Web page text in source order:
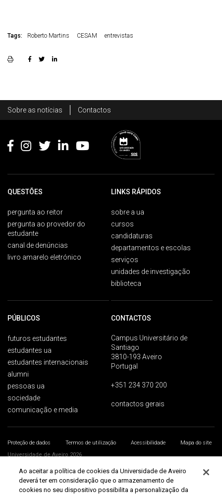
Tags: Roberto Martins CESAM entrevistas
Footer
Sobre as notícias Contactos
QUESTÕES
pergunta ao reitor
pergunta ao provedor do
estudante
canal de denúncias
livro amarelo eletrónico
LINKS RÁPIDOS
sobre a ua
cursos
candidaturas
departamentos e escolas
serviços
unidades de investigação
biblioteca
PÚBLICOS
futuros estudantes
estudantes ua
estudantes internacionais
alumni
pessoas ua
sociedade
comunicação e media
CONTACTOS
Campus Universitário de
Santiago
3810-193 Aveiro
Portugal
+351 234 370 200
contactos gerais
Proteção de dados Termos de utilização Acessibilidade
Mapa do site
Universidade de Aveiro 2026
Ao aceitar a política de cookies da Universidade de Aveiro
deverá ter em consideração que o armazenamento de
cookies no seu dispositivo possibilita a personalização da